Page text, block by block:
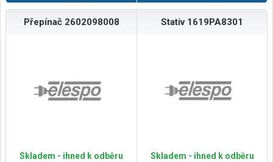
Přepínač 2602098008
Skladem - ihned k odběru
Stativ 1619PA8301
Skladem - ihned k odběru